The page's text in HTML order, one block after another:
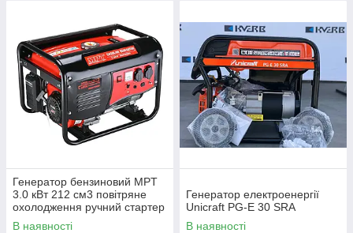
Генератор бензиновий MPT
3.0 кВт 212 см3 повітряне
охолодження ручний стартер
бак 15 л MGG3005
В наявності
Генератор електроенергії
Unicraft PG-E 30 SRA
В наявності